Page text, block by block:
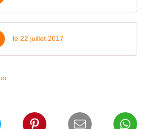
le 22 juillet 2017